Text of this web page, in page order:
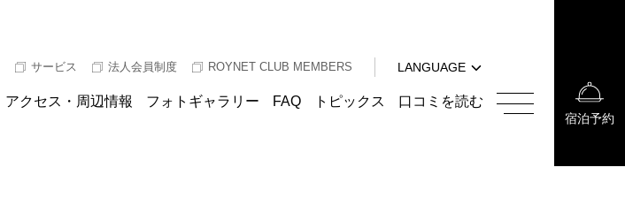
サービス 法人会員制度 ROYNET CLUB MEMBERS
LANGUAGE
English
アクセス・周辺情報 フォトギャラリー FAQ トピックス 口コミを読む
한국어
宿泊予約